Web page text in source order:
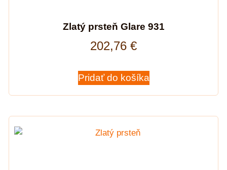
Zlatý prsteň Glare 931
202,76 €
Pridať do košíka